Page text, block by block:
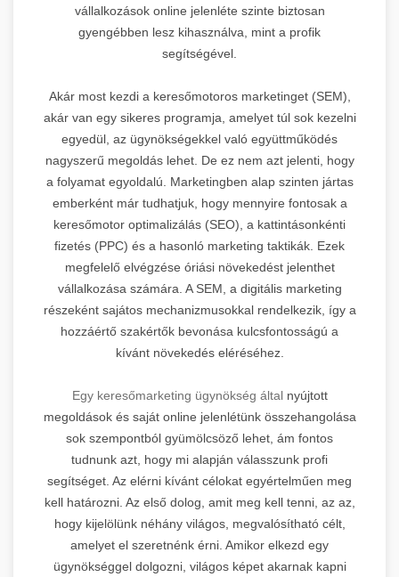
vállalkozások online jelenléte szinte biztosan
gyengébben lesz kihasználva, mint a profik
segítségével.
Akár most kezdi a keresőmotoros marketinget (SEM),
akár van egy sikeres programja, amelyet túl sok kezelni
egyedül, az ügynökségekkel való együttműködés
nagyszerű megoldás lehet. De ez nem azt jelenti, hogy
a folyamat egyoldalú. Marketingben alap szinten jártas
emberként már tudhatjuk, hogy mennyire fontosak a
keresőmotor optimalizálás (SEO), a kattintásonkénti
fizetés (PPC) és a hasonló marketing taktikák. Ezek
megfelelő elvégzése óriási növekedést jelenthet
vállalkozása számára. A SEM, a digitális marketing
részeként sajátos mechanizmusokkal rendelkezik, így a
hozzáértő szakértők bevonása kulcsfontosságú a
kívánt növekedés eléréséhez.
Egy keresőmarketing ügynökség által nyújtott
megoldások és saját online jelenlétünk összehangolása
sok szempontból gyümölcsöző lehet, ám fontos
tudnunk azt, hogy mi alapján válasszunk profi
segítséget. Az elérni kívánt célokat egyértelműen meg
kell határozni. Az első dolog, amit meg kell tenni, az az,
hogy kijelölünk néhány világos, megvalósítható célt,
amelyet el szeretnénk érni. Amikor elkezd egy
ügynökséggel dolgozni, világos képet akarnak kapni